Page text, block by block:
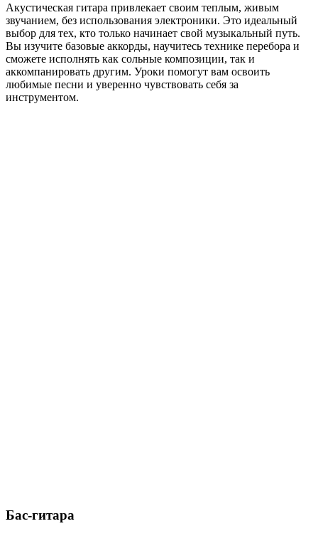
Акустическая гитара привлекает своим теплым, живым
звучанием, без использования электроники. Это идеальный
выбор для тех, кто только начинает свой музыкальный путь.
Вы изучите базовые аккорды, научитесь технике перебора и
сможете исполнять как сольные композиции, так и
аккомпанировать другим. Уроки помогут вам освоить
любимые песни и уверенно чувствовать себя за
инструментом.
Бас-гитара